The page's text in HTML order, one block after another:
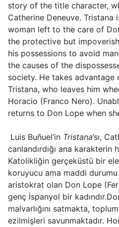
story of the title character,
Catherine Deneuve. Tristana
woman left to the care of
the protective but
his possessions to avoid
the causes of the
society. He takes advantage
Tristana, who leaves him
Horacio (Franco Nero).
returns to Don Lope when
Luis Buñuel’in Tristana’sı,
canlandırdığı ana karakterin
Katolikliğin gerçeküstü bir
koruyucu ama maddi
aristokrat olan Don Lope
genç İspanyol bir
malvarlığını satmakta,
ezilmişleri savunmaktadır.